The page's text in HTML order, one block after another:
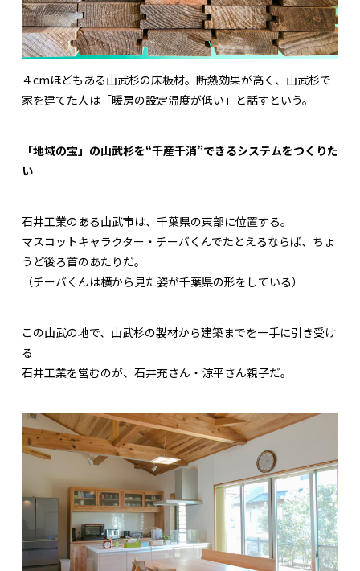
４cmほどもある山武杉の床板材。断熱効果が高く、山武杉で
家を建てた人は「暖房の設定温度が低い」と話すという。
「地域の宝」の山武杉を“千産千消”できるシステムをつくりた
い
石井工業のある山武市は、千葉県の東部に位置する。
マスコットキャラクター・チーバくんでたとえるならば、ちょ
うど後ろ首のあたりだ。
（チーバくんは横から見た姿が千葉県の形をしている）
この山武の地で、山武杉の製材から建築までを一手に引き受け
る
石井工業を営むのが、石井充さん・涼平さん親子だ。